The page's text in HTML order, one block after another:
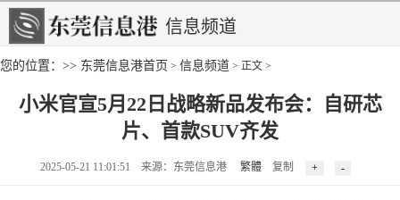
信息频道
您的位置：>> 东莞信息港首页 > 信息频道 > 正文 >
小米官宣5月22日战略新品发布会：自研芯
片、首款SUV齐发
2025-05-21 11:01:51 来源：东莞信息港 繁體 复制